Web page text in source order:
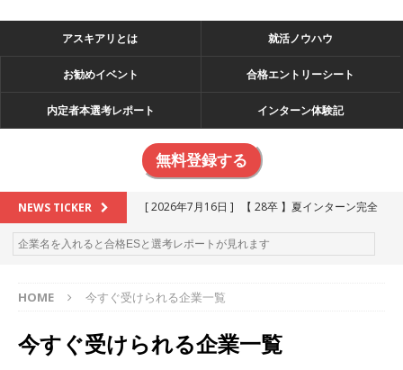
アスキアリとは 就活ノウハウ
お勧めイベント 合格エントリーシート
内定者本選考レポート インターン体験記
無料登録する
NEWS TICKER [ 2026年7月16日 ]
【 28卒 】夏インターン完全
攻略セミナー ｜ 予約フォーム
お勧めイベン
[ 2026年6月13日 ]
[ 2026年5月17日 ]
≪ 2027卒 ≫ 今すぐ受けられ
HOME 今すぐ受けられる企業一覧
今すぐ受けられる企業一覧